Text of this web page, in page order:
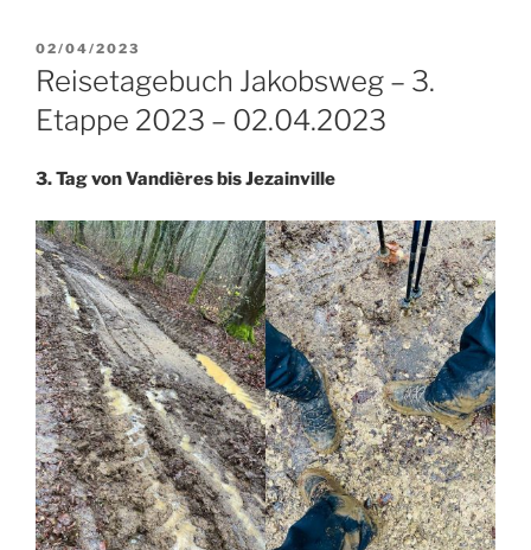
VERÖFFENTLICHT
AM
02/04/2023
Reisetagebuch Jakobsweg – 3.
Etappe 2023 – 02.04.2023
3. Tag von Vandières bis Jezainville